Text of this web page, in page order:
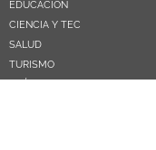
EDUCACIÓN
CIENCIA Y TEC
SALUD
TURISMO